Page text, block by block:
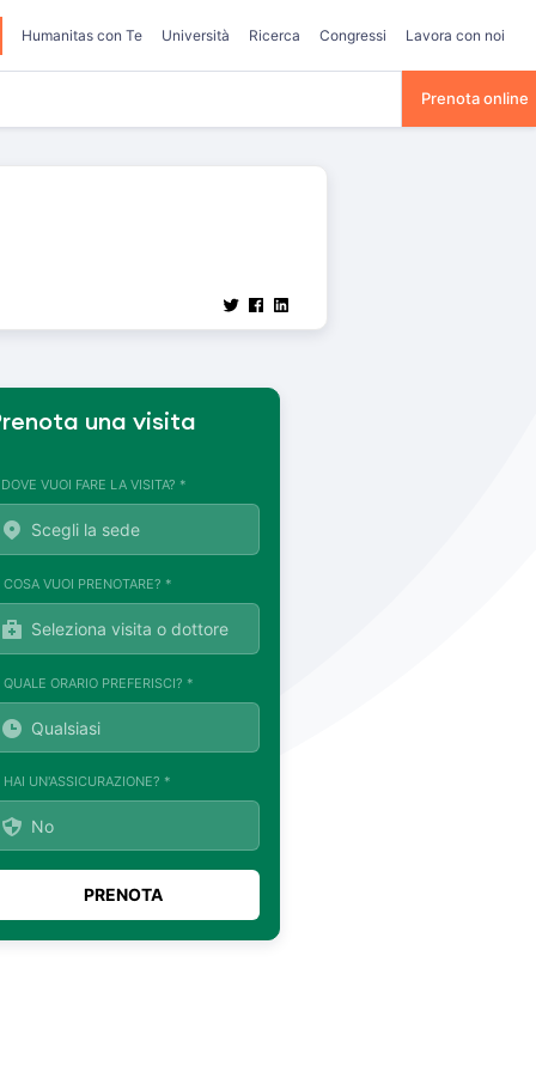
Humanitas con Te Università Ricerca Congressi Lavora con noi
Prenota online
una visita
VUOI FARE LA VISITA? *
COSA VUOI PRENOTARE? *
QUALE ORARIO PREFERISCI? *
UN'ASSICURAZIONE? *